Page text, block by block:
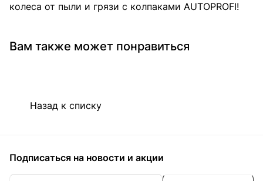
колеса от пыли и грязи с колпаками AUTOPROFI!
Вам также может понравиться
Назад к списку
Подписаться на новости и акции